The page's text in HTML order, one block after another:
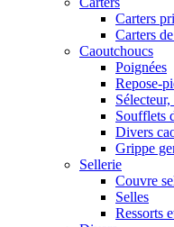
Carters
Carters
Caoutchoucs
Poignées
Repose-
Soufflets
Divers
Grippe
Sellerie
Couvre
Selles
Ressorts